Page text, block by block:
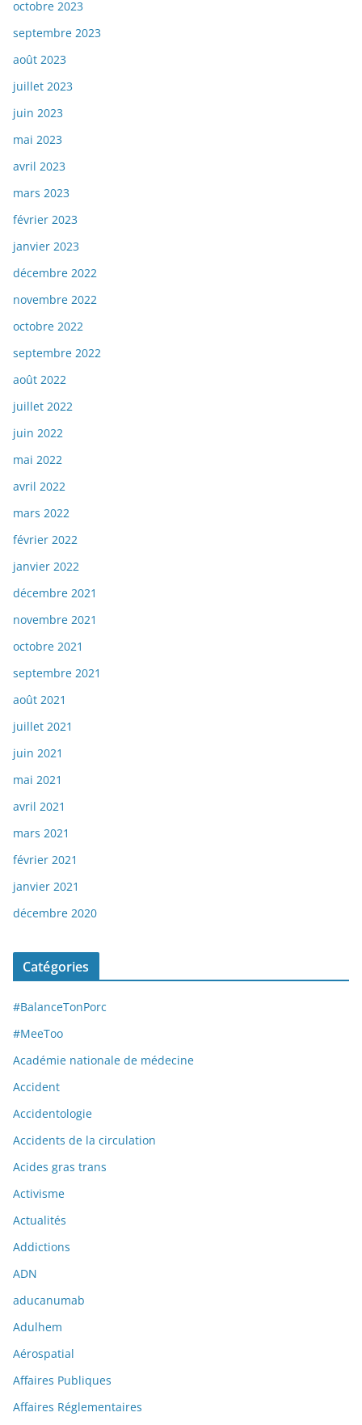
octobre 2023
septembre 2023
août 2023
juillet 2023
juin 2023
mai 2023
avril 2023
mars 2023
février 2023
janvier 2023
décembre 2022
novembre 2022
octobre 2022
septembre 2022
août 2022
juillet 2022
juin 2022
mai 2022
avril 2022
mars 2022
février 2022
janvier 2022
décembre 2021
novembre 2021
octobre 2021
septembre 2021
août 2021
juillet 2021
juin 2021
mai 2021
avril 2021
mars 2021
février 2021
janvier 2021
décembre 2020
Catégories
#BalanceTonPorc
#MeeToo
Académie nationale de médecine
Accident
Accidentologie
Accidents de la circulation
Acides gras trans
Activisme
Actualités
Addictions
ADN
aducanumab
Adulhem
Aérospatial
Affaires Publiques
Affaires Réglementaires